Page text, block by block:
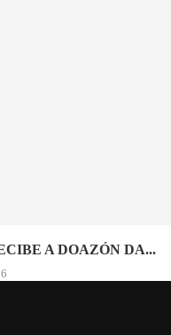
A DOAZÓN DA...